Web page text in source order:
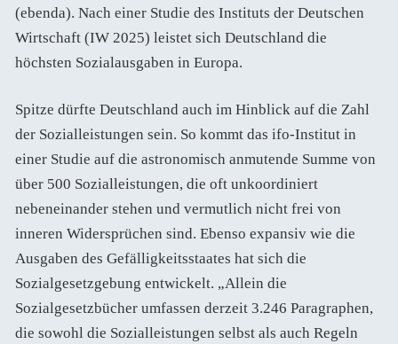
(ebenda). Nach einer Studie des Instituts der Deutschen
Wirtschaft (IW 2025) leistet sich Deutschland die
höchsten Sozialausgaben in Europa.
Spitze dürfte Deutschland auch im Hinblick auf die Zahl
der Sozialleistungen sein. So kommt das ifo-Institut in
einer Studie auf die astronomisch anmutende Summe von
über 500 Sozialleistungen, die oft unkoordiniert
nebeneinander stehen und vermutlich nicht frei von
inneren Widersprüchen sind. Ebenso expansiv wie die
Ausgaben des Gefälligkeitsstaates hat sich die
Sozialgesetzgebung entwickelt. „Allein die
Sozialgesetzbücher umfassen derzeit 3.246 Paragraphen,
die sowohl die Sozialleistungen selbst als auch Regeln